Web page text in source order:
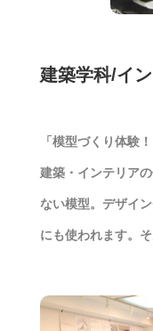
建築学科/イ
「模型づくり体験！
建築・インテリア
ない模型。デザイ
にも使われます。